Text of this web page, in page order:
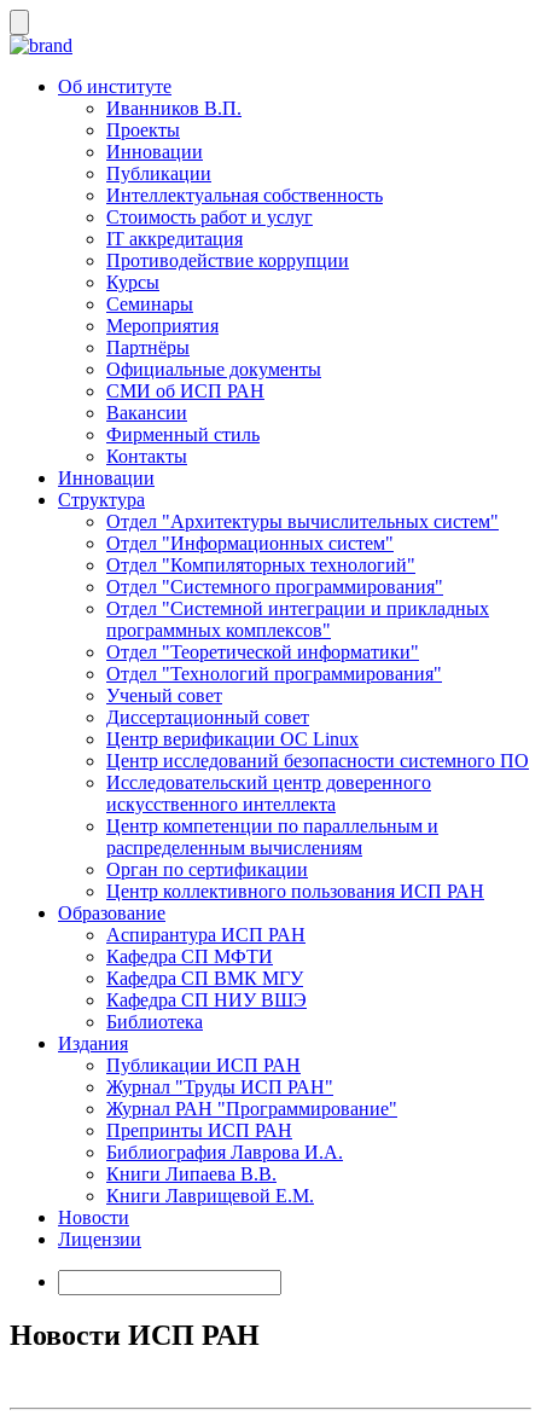
Об институте
Иванников В.П.
Проекты
Инновации
Публикации
Интеллектуальная собственность
Стоимость работ и услуг
IT аккредитация
Противодействие коррупции
Курсы
Семинары
Мероприятия
Партнёры
Официальные документы
СМИ об ИСП РАН
Вакансии
Фирменный стиль
Контакты
Инновации
Структура
Отдел "Архитектуры вычислительных систем"
Отдел "Информационных систем"
Отдел "Компиляторных технологий"
Отдел "Системного программирования"
Отдел "Системной интеграции и прикладных
программных комплексов"
Отдел "Теоретической информатики"
Отдел "Технологий программирования"
Ученый совет
Диссертационный совет
Центр верификации ОС Linux
Центр исследований безопасности системного ПО
Исследовательский центр доверенного
искусственного интеллекта
Центр компетенции по параллельным и
распределенным вычислениям
Орган по сертификации
Центр коллективного пользования ИСП РАН
Образование
Аспирантура ИСП РАН
Кафедра СП МФТИ
Кафедра СП ВМК МГУ
Кафедра СП НИУ ВШЭ
Библиотека
Издания
Публикации ИСП РАН
Журнал "Труды ИСП РАН"
Журнал РАН "Программирование"
Препринты ИСП РАН
Библиография Лаврова И.А.
Книги Липаева В.В.
Книги Лаврищевой Е.М.
Новости
Лицензии
Новости ИСП РАН